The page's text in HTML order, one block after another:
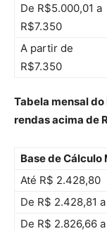
De R$5.000,01 a
R$7.350
A partir de
R$7.350
Tabela mensal
rendas acima de
Base de Cálculo
Até R$ 2.428,80
De R$ 2.428,81
De R$ 2.826,66